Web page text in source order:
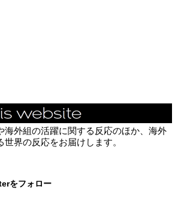
海外組の活躍に関する反応のほか、海外
界の反応をお届けします。
をフォロー